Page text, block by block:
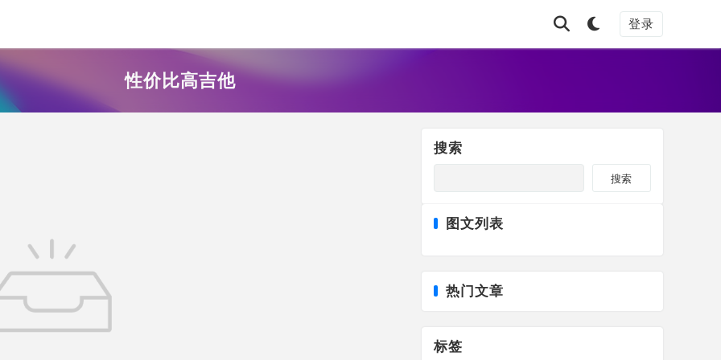
登录
性价比高吉他
搜索
搜索
图文列表
热门文章
标签